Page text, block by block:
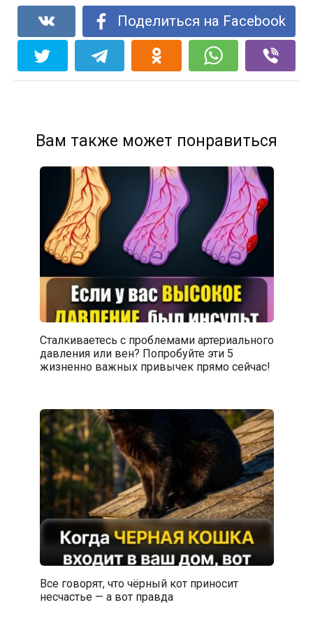
Поделиться на Facebook
Вам также может понравиться
Сталкиваетесь с проблемами артериального
давления или вен? Попробуйте эти 5
жизненно важных привычек прямо сейчас!
Все говорят, что чёрный кот приносит
несчастье — а вот правда